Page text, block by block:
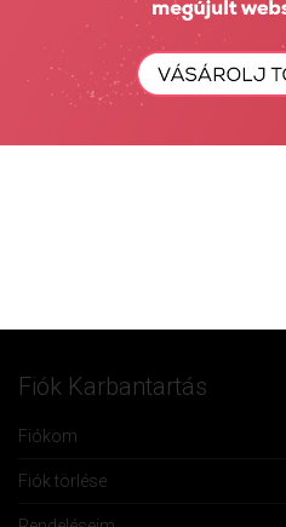
Részletes Kereső
Fiók Karbantartás
Fiókom
Fiók törlése